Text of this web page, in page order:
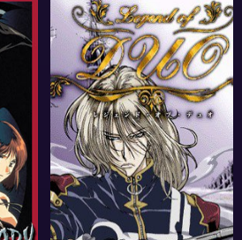
4989
0 3